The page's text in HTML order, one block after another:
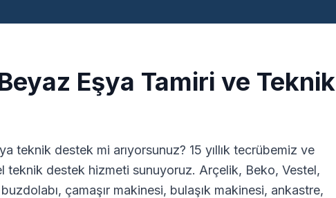
Eşya Tamiri ve Teknik
teknik destek mi arıyorsunuz? 15 yıllık tecrübemiz ve
destek hizmeti sunuyoruz. Arçelik, Beko, Vestel,
çamaşır makinesi, bulaşık makinesi, ankastre,